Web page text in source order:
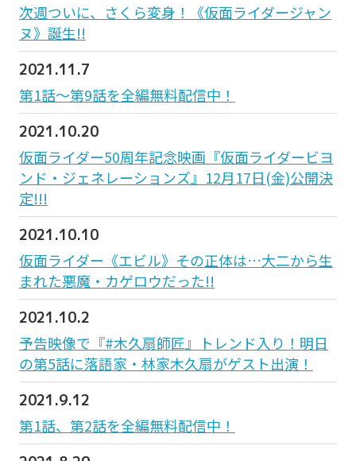
次週ついに、さくら変身！《仮面ライダージャン
ヌ》誕生!!
2021.11.7
第1話〜第9話を全編無料配信中！
2021.10.20
仮面ライダー50周年記念映画『仮面ライダービヨ
ンド・ジェネレーションズ』12月17日(金)公開決
定!!!
2021.10.10
仮面ライダー《エビル》その正体は…大二から生
まれた悪魔・カゲロウだった!!
2021.10.2
予告映像で『#木久扇師匠』トレンド入り！明日
の第5話に落語家・林家木久扇がゲスト出演！
2021.9.12
第1話、第2話を全編無料配信中！